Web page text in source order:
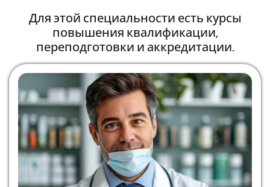
Для этой специальности есть курсы
повышения квалификации,
переподготовки и аккредитации.